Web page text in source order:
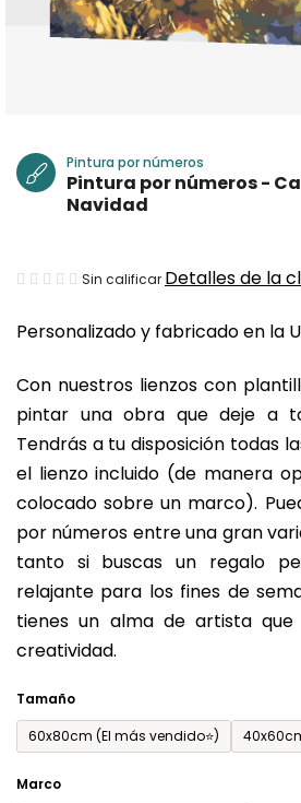
Personalizado y fabricado en la
Con nuestros lienzos con
pintar una obra que deje a
Tendrás a tu disposición todas
el lienzo incluido (de manera
colocado sobre un marco).
por números entre una gran
tanto si buscas un regalo
relajante para los fines de
tienes un alma de artista que
creatividad.
Tamaño
60x80cm (El más vendido⭐)
Marco
Pintura por números
Pintura por números -
Navidad
La
media
producto
es
de
0,0
sobre
5
estrellas.
Sin calificar Detalles de la